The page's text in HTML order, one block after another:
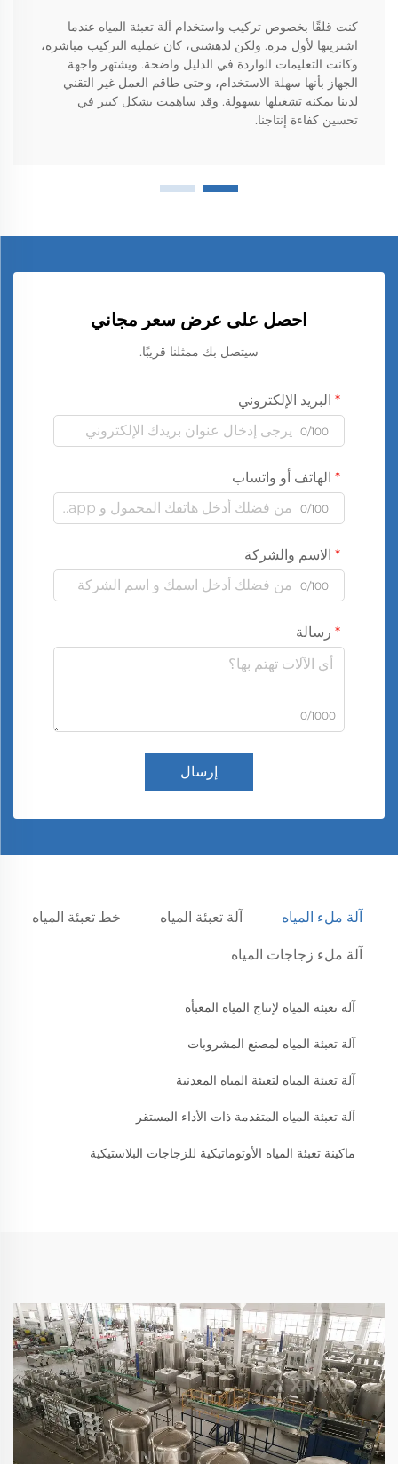
كنت قلقًا بخصوص تركيب واستخدام آلة تعبئة المياه عندما
اشتريتها لأول مرة. ولكن لدهشتي، كان عملية التركيب مباشرة،
وكانت التعليمات الواردة في الدليل واضحة. ويشتهر واجهة
الجهاز بأنها سهلة الاستخدام، وحتى طاقم العمل غير التقني
لدينا يمكنه تشغيلها بسهولة. وقد ساهمت بشكل كبير في
تحسين كفاءة إنتاجنا.
احصل على عرض سعر مجاني
سيتصل بك ممثلنا قريبًا.
البريد الإلكتروني
0/100
الهاتف أو واتساب
0/100
الاسم والشركة
0/100
رسالة
0/1000
إرسال
آلة ملء المياه آلة تعبئة المياه خط تعبئة المياه
آلة ملء زجاجات المياه
آلة تعبئة المياه لإنتاج المياه المعبأة
آلة تعبئة المياه لمصنع المشروبات
آلة تعبئة المياه لتعبئة المياه المعدنية
آلة تعبئة المياه المتقدمة ذات الأداء المستقر
ماكينة تعبئة المياه الأوتوماتيكية للزجاجات البلاستيكية